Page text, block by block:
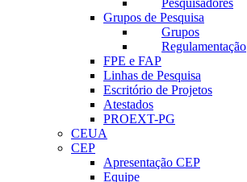
Pesquisadores
Grupos de Pesquisa
Grupos
Regulamentação
FPE e FAP
Linhas de Pesquisa
Escritório de Projetos
Atestados
PROEXT-PG
CEUA
CEP
Apresentação CEP
Equipe